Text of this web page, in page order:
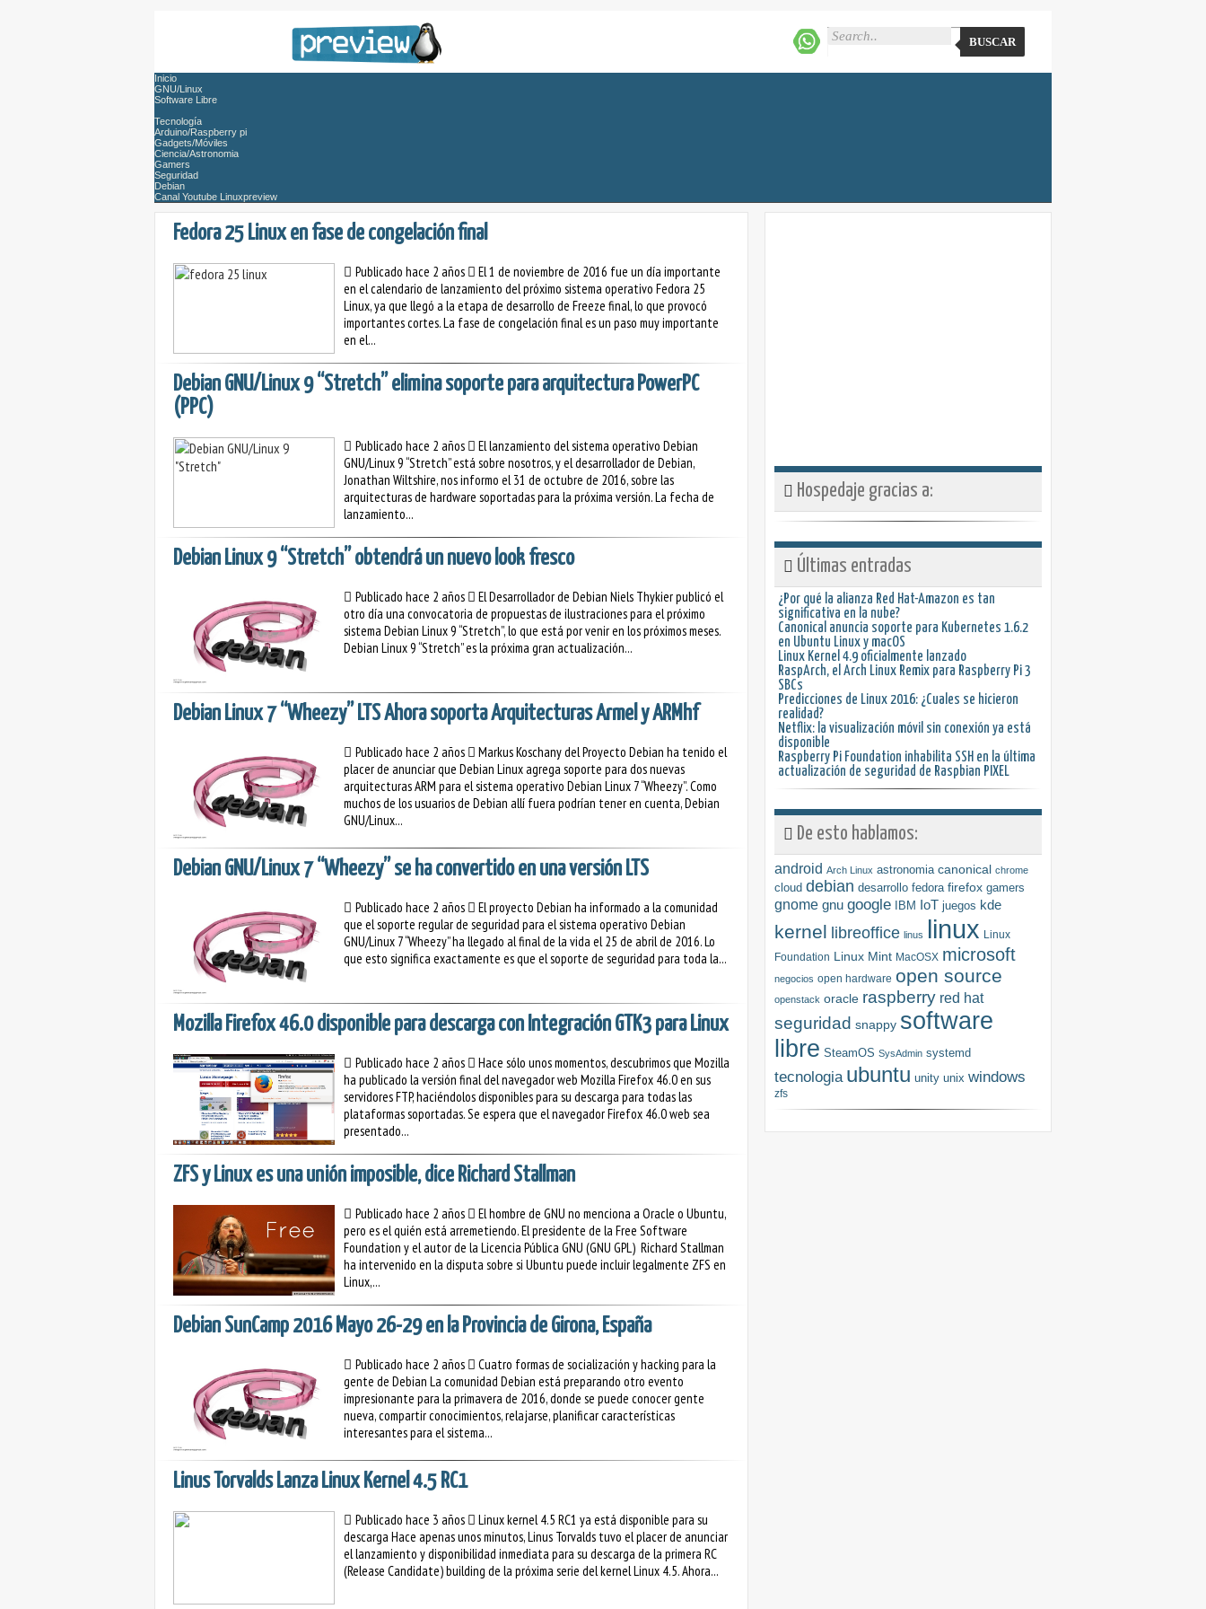
BUSCAR
Inicio
GNU/Linux
Software Libre
Tecnología
Arduino/Raspberry pi
Gadgets/Móviles
Ciencia/Astronomia
Gamers
Seguridad
Debian
Canal Youtube Linuxpreview
Fedora 25 Linux en fase de congelación final
Publicado hace 2 años
El 1 de noviembre de 2016 fue un día importante
en el calendario de lanzamiento del próximo sistema operativo Fedora 25
Linux, ya que llegó a la etapa de desarrollo de Freeze final, lo que provocó
importantes cortes. La fase de congelación final es un paso muy importante
en el...
Debian GNU/Linux 9 “Stretch” elimina soporte para arquitectura PowerPC
(PPC)
Publicado hace 2 años
El lanzamiento del sistema operativo Debian
GNU/Linux 9 “Stretch” está sobre nosotros, y el desarrollador de Debian,
Jonathan Wiltshire, nos informo el 31 de octubre de 2016, sobre las
arquitecturas de hardware soportadas para la próxima versión. La fecha de
lanzamiento...
Debian Linux 9 “Stretch” obtendrá un nuevo look fresco
Publicado hace 2 años
El Desarrollador de Debian Niels Thykier publicó el
otro día una convocatoria de propuestas de ilustraciones para el próximo
sistema Debian Linux 9 “Stretch”, lo que está por venir en los próximos meses.
Debian Linux 9 “Stretch” es la próxima gran actualización...
Debian Linux 7 “Wheezy” LTS Ahora soporta Arquitecturas Armel y ARMhf
Publicado hace 2 años
Markus Koschany del Proyecto Debian ha tenido el
placer de anunciar que Debian Linux agrega soporte para dos nuevas
arquitecturas ARM para el sistema operativo Debian Linux 7 “Wheezy”. Como
muchos de los usuarios de Debian allí fuera podrían tener en cuenta, Debian
GNU/Linux...
Debian GNU/Linux 7 “Wheezy” se ha convertido en una versión LTS
Publicado hace 2 años
El proyecto Debian ha informado a la comunidad
que el soporte regular de seguridad para el sistema operativo Debian
GNU/Linux 7 “Wheezy” ha llegado al final de la vida el 25 de abril de 2016. Lo
que esto significa exactamente es que el soporte de seguridad para toda la...
Mozilla Firefox 46.0 disponible para descarga con Integración GTK3 para Linux
Publicado hace 2 años
Hace sólo unos momentos, descubrimos que Mozilla
ha publicado la versión final del navegador web Mozilla Firefox 46.0 en sus
servidores FTP, haciéndolos disponibles para su descarga para todas las
plataformas soportadas. Se espera que el navegador Firefox 46.0 web sea
presentado...
ZFS y Linux es una unión imposible, dice Richard Stallman
Publicado hace 2 años
El hombre de GNU no menciona a Oracle o Ubuntu,
pero es el quién está arremetiendo. El presidente de la Free Software
Foundation y el autor de la Licencia Pública GNU (GNU GPL) Richard Stallman
ha intervenido en la disputa sobre si Ubuntu puede incluir legalmente ZFS en
Linux,...
Debian SunCamp 2016 Mayo 26-29 en la Provincia de Girona, España
Publicado hace 2 años
Cuatro formas de socialización y hacking para la
gente de Debian La comunidad Debian está preparando otro evento
impresionante para la primavera de 2016, donde se puede conocer gente
nueva, compartir conocimientos, relajarse, planificar características
interesantes para el sistema...
Linus Torvalds Lanza Linux Kernel 4.5 RC1
Publicado hace 3 años
Linux kernel 4.5 RC1 ya está disponible para su
descarga Hace apenas unos minutos, Linus Torvalds tuvo el placer de anunciar
el lanzamiento y disponibilidad inmediata para su descarga de la primera RC
(Release Candidate) building de la próxima serie del kernel Linux 4.5. Ahora...
Hospedaje gracias a:
Últimas entradas
¿Por qué la alianza Red Hat-Amazon es tan
significativa en la nube?
Canonical anuncia soporte para Kubernetes 1.6.2
en Ubuntu Linux y macOS
Linux Kernel 4.9 oficialmente lanzado
RaspArch, el Arch Linux Remix para Raspberry Pi 3
SBCs
Predicciones de Linux 2016: ¿Cuales se hicieron
realidad?
Netflix: la visualización móvil sin conexión ya está
disponible
Raspberry Pi Foundation inhabilita SSH en la última
actualización de seguridad de Raspbian PIXEL
De esto hablamos:
android Arch Linux astronomia canonical chrome
cloud debian desarrollo fedora firefox gamers
gnome gnu google IBM IoT juegos kde
kernel libreoffice linus linux Linux
Foundation Linux Mint MacOSX microsoft
negocios open hardware open source
openstack oracle raspberry red hat
seguridad snappy software
libre SteamOS SysAdmin systemd
tecnologia ubuntu unity unix windows
zfs